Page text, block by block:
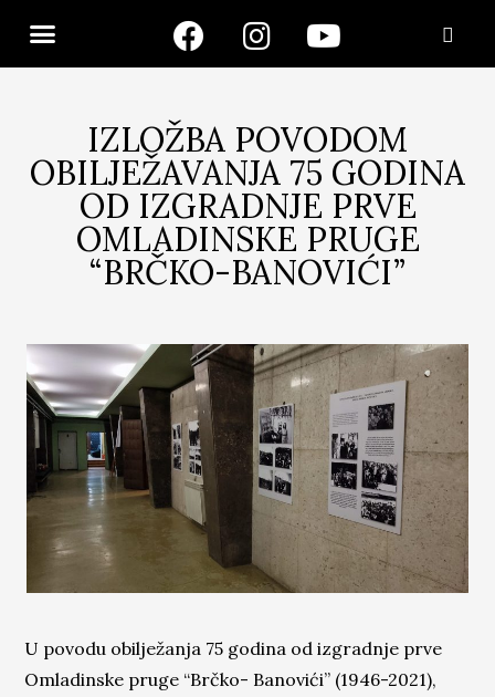
IZLOŽBA POVODOM
OBILJEŽAVANJA 75 GODINA
OD IZGRADNJE PRVE
OMLADINSKE PRUGE
“BRČKO-BANOVIĆI”
U povodu obilježanja 75 godina od izgradnje prve
Omladinske pruge “Brčko- Banovići” (1946-2021),